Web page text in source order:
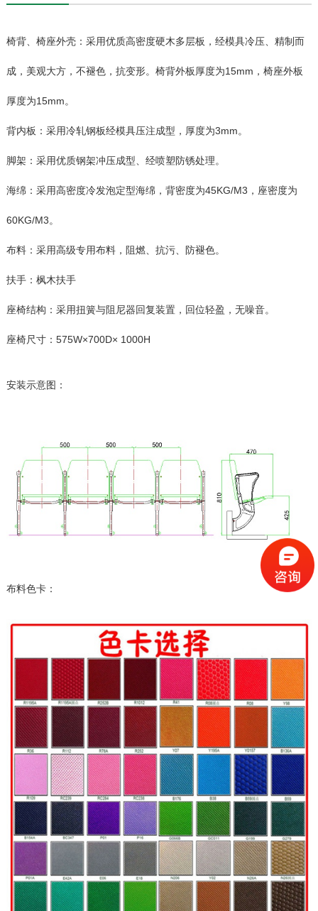
椅背、椅座外壳：采用优质高密度硬木多层板，经模具冷压、精制而
成，美观大方，不褪色，抗变形。椅背外板厚度为15mm，椅座外板
厚度为15mm。
背内板：采用冷轧钢板经模具压注成型，厚度为3mm。
脚架：采用优质钢架冲压成型、经喷塑防锈处理。
海绵：采用高密度冷发泡定型海绵，背密度为45KG/M3，座密度为
60KG/M3。
布料：采用高级专用布料，阻燃、抗污、防褪色。
扶手：枫木扶手
座椅结构：采用扭簧与阻尼器回复装置，回位轻盈，无噪音。
座椅尺寸：575W×700D× 1000H
安装示意图：
布料色卡：